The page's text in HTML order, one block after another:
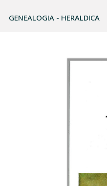
GENEALOGIA - HERALDICA